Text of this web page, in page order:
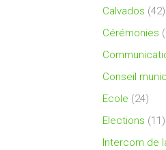
Calvados (42)
Cérémonies
Conseil
Ecole (24)
Elections (11)
Intercom de